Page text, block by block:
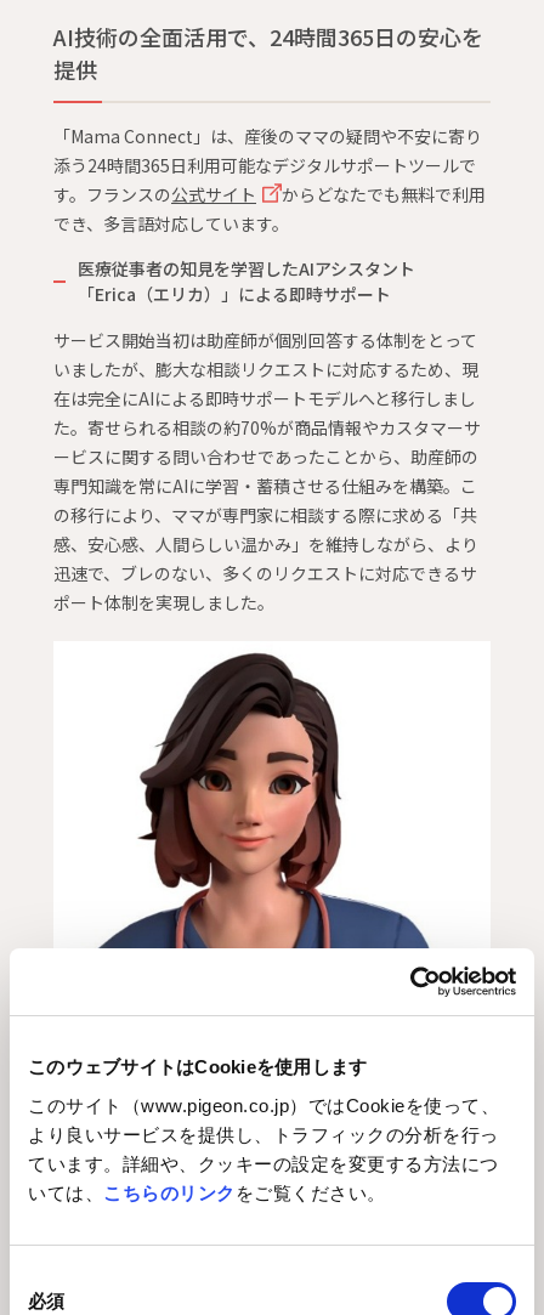
このウェブサイトはCookieを使用します
このサイト（www.pigeon.co.jp）ではCookieを使って、
より良いサービスを提供し、トラフィックの分析を行っ
ています。詳細や、クッキーの設定を変更する方法につ
いては、 こちらのリンク をご覧ください。
必須
AI技術の全面活用で、24時間365日の安心を
提供
「Mama Connect」は、産後のママの疑問や不安に寄り
添う24時間365日利用可能なデジタルサポートツールで
す。フランスの公式サイト
からどなたでも無料で利用
でき、多言語対応しています。
医療従事者の知見を学習したAIアシスタント
「Erica（エリカ）」による即時サポート
サービス開始当初は助産師が個別回答する体制をとって
いましたが、膨大な相談リクエストに対応するため、現
在は完全にAIによる即時サポートモデルへと移行しまし
た。寄せられる相談の約70%が商品情報やカスタマーサ
ービスに関する問い合わせであったことから、助産師の
専門知識を常にAIに学習・蓄積させる仕組みを構築。こ
の移行により、ママが専門家に相談する際に求める「共
感、安心感、人間らしい温かみ」を維持しながら、より
迅速で、ブレのない、多くのリクエストに対応できるサ
ポート体制を実現しました。
AIアシスタント「Erica（エリカ）」
最優先ニーズに応える注文追跡＆カスタマーサポート
機能の搭載
ラットフォーム内に注文追跡機能とカスタマーサポート
機能を新たに搭載しました。育児に必要な商品の購入を
スムーズにすることも、大切な産後ケアの一環と捉えて